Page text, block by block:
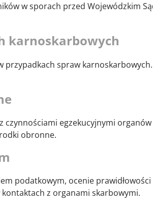
w sporach przed Wojewódzkim
karnoskarbowych
przypadkach spraw
egzekucyjnymi
obronne.
podatkowym, ocenie
z organami skarbowymi.